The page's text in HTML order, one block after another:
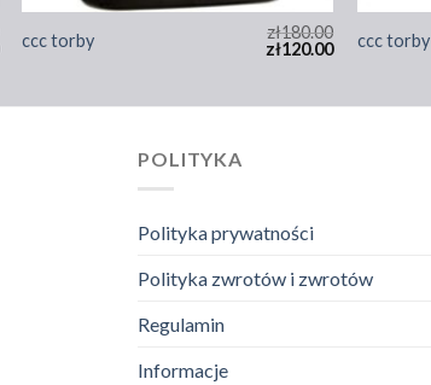
ccc torby zł180.00
zł120.00 ccc torby
POLITYKA
Polityka prywatności
Polityka zwrotów i zwrotów
Regulamin
Informacje